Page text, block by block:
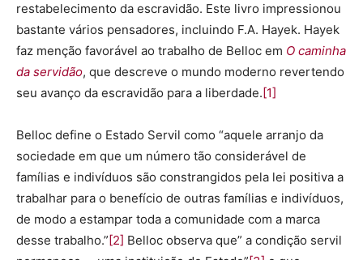
restabelecimento da escravidão. Este livro impressionou
bastante vários pensadores, incluindo F.A. Hayek. Hayek
faz menção favorável ao trabalho de Belloc em O caminha
da servidão, que descreve o mundo moderno revertendo
seu avanço da escravidão para a liberdade. [1]
Belloc define o Estado Servil como “aquele arranjo da
sociedade em que um número tão considerável de
famílias e indivíduos são constrangidos pela lei positiva a
trabalhar para o benefício de outras famílias e indivíduos,
de modo a estampar toda a comunidade com a marca
desse trabalho.” [2] Belloc observa que” a condição servil